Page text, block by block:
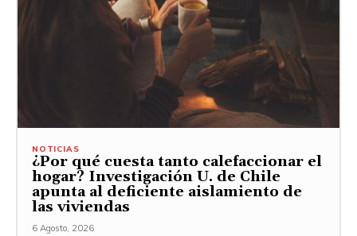
NOTICIAS
¿Por qué cuesta tanto calefaccionar el
hogar? Investigación U. de Chile
apunta al deficiente aislamiento de
las viviendas
6 Agosto, 2026